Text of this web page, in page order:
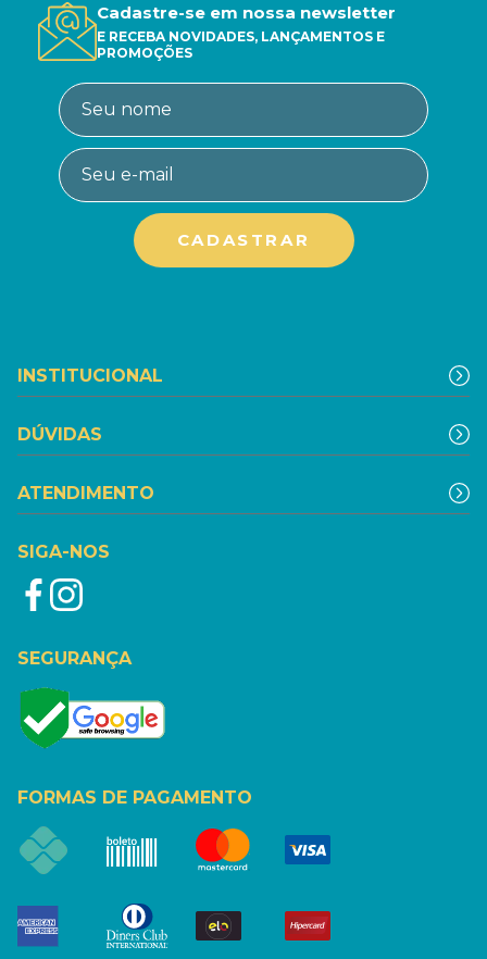
Cadastre-se em nossa newsletter
E RECEBA NOVIDADES, LANÇAMENTOS E
PROMOÇÕES
INSTITUCIONAL
DÚVIDAS
ATENDIMENTO
SIGA-NOS
SEGURANÇA
FORMAS DE PAGAMENTO